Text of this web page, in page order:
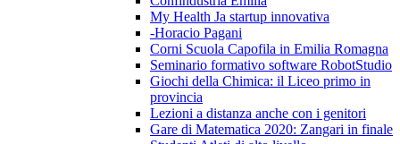
My Health Ja startup innovativa
-Horacio Pagani
Corni Scuola Capofila in Emilia Romagna
Seminario formativo software RobotStudio
Giochi della Chimica: il Liceo primo in
provincia
Lezioni a distanza anche con i genitori
Gare di Matematica 2020: Zangari in finale